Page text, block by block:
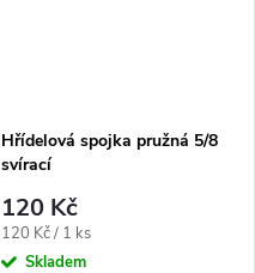
Hřídelová spojka pružná 5/8
svírací
120 Kč
Měrná
cena:
120 Kč / 1 ks
Skladem